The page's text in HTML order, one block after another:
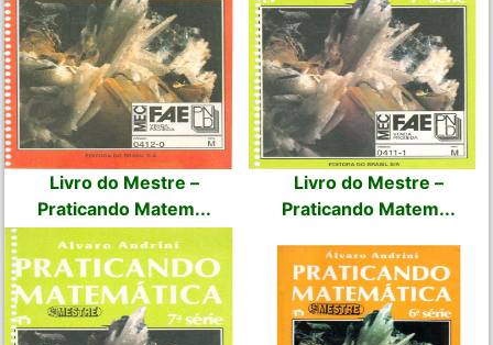
Livro do Mestre –
Praticando Matem...
Livro do Mestre –
Praticando Matem...